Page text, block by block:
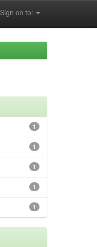
Sign on to:
1
1
1
1
1